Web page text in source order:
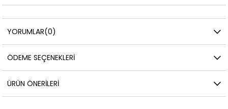
YORUMLAR(0)
ÖDEME SEÇENEKLERI
ÜRÜN ÖNERILERI